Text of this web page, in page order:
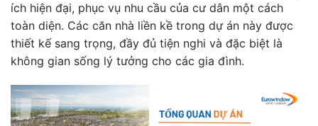
ích hiện đại, phục vụ nhu cầu của cư dân một cách
toàn diện. Các căn nhà liền kề trong dự án này được
thiết kế sang trọng, đầy đủ tiện nghi và đặc biệt là
không gian sống lý tưởng cho các gia đình.